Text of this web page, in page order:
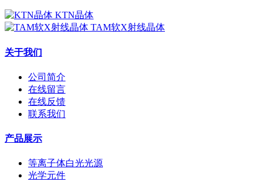
KTN晶体
TAM软X射线晶体
关于我们
公司简介
在线留言
在线反馈
联系我们
产品展示
等离子体白光光源
光学元件